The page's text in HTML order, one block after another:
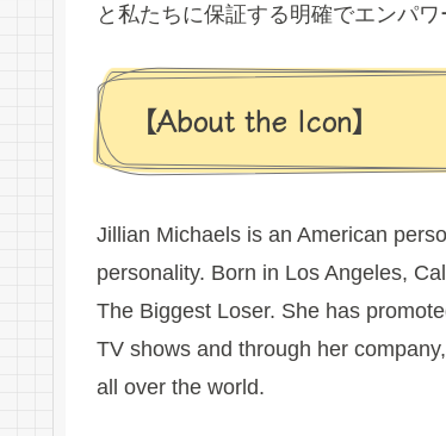
と私たちに保証する明確でエンパ
【About the Icon】
Jillian Michaels is an American
personality. Born in Los Angeles,
The Biggest Loser. She has
TV shows and through her
all over the world.